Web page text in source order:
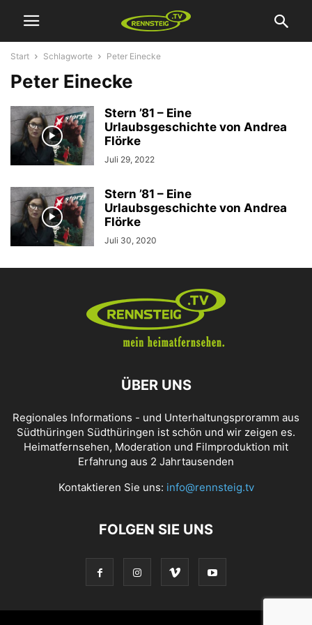
Start Schlagworte Peter Einecke
Peter Einecke
Stern ’81 – Eine
Urlaubsgeschichte von Andrea
Flörke
Juli 29, 2022
Stern ’81 – Eine
Urlaubsgeschichte von Andrea
Flörke
Juli 30, 2020
ÜBER UNS
Regionales Informations - und Unterhaltungsproramm aus
Südthüringen Südthüringen ist schön und wir zeigen es.
Heimatfernsehen, Moderation und Filmproduktion mit
Erfahrung aus 2 Jahrtausenden
Kontaktieren Sie uns: info@rennsteig.tv
FOLGEN SIE UNS